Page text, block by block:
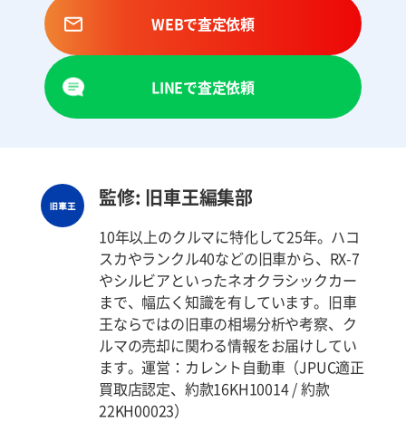
WEBで査定依頼
LINEで査定依頼
監修: 旧車王編集部
10年以上のクルマに特化して25年。ハコ
スカやランクル40などの旧車から、RX-7
やシルビアといったネオクラシックカー
まで、幅広く知識を有しています。旧車
王ならではの旧車の相場分析や考察、ク
ルマの売却に関わる情報をお届けしてい
ます。運営：カレント自動車（JPUC適正
買取店認定、約款16KH10014 / 約款
22KH00023）